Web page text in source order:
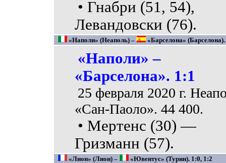
• Гнабри (51, 54),
Левандовски (76).
«Наполи» (Неаполь) – «Барселона»
«Наполи» –
«Барселона». 1:1
25 февраля 2020 г.
«Сан-Паоло». 44 400.
• Мертенс (30) —
Гризманн (57).
«Лион» (Лион) – «Ювентус» (Турин). 1:0, 1:2